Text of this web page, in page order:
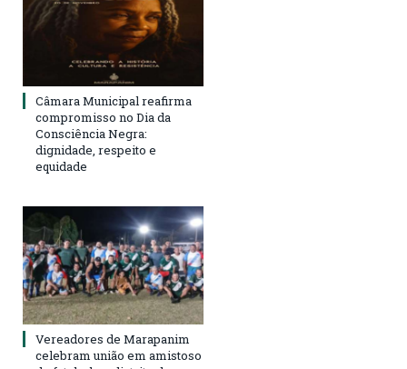
Câmara Municipal reafirma
compromisso no Dia da
Consciência Negra:
dignidade, respeito e
equidade
Vereadores de Marapanim
celebram união em amistoso